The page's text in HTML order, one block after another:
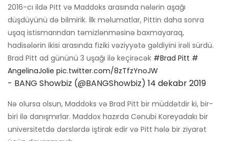
2016-cı ildə Pitt və Maddoks arasında nələrin aşağı
düşdüyünü də bilmirik. İlk məlumatlar, Pittin daha sonra
uşaq istismarından təmizlənməsinə baxmayaraq,
hadisələrin ikisi arasında fiziki vəziyyətə gəldiyini irəli sürdü.
Brad Pitt ad gününü 3 uşağı ilə keçirəcək #Brad Pitt #
AngelinaJolie pic.twitter.com/8zTfzYnoJW
- BANG Showbiz (@BANGShowbiz) 14 dekabr 2019
Nə olursa olsun, Maddoks və Brad Pitt bir müddətdir ki, bir-
biri ilə danışmırlar. Maddox hazırda Cənubi Koreyadakı bir
universitetdə dərslərdə iştirak edir və Pitt hələ bir ziyarət